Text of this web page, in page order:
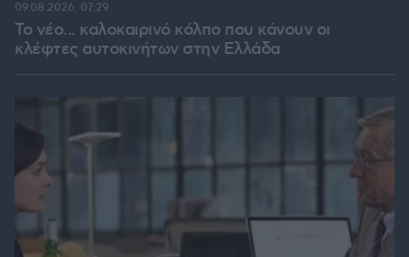
Το νέο... καλοκαιρινό κόλπο που κάνουν οι
κλέφτες αυτοκινήτων στην Ελλάδα
09.08.2026, 07:29